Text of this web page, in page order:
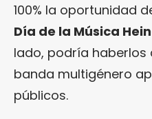
100% la oportunidad
Día de la Música
lado, podría haberlos
banda multigénero
públicos.